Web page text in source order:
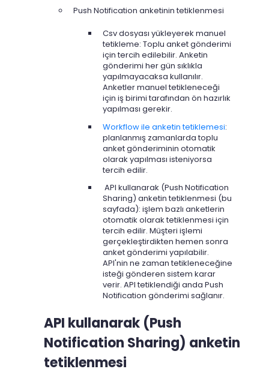
Push Notification anketinin tetiklenmesi
Csv dosyası yükleyerek manuel
tetikleme: Toplu anket gönderimi
için tercih edilebilir. Anketin
gönderimi her gün sıklıkla
yapılmayacaksa kullanılır.
Anketler manuel tetikleneceği
için iş birimi tarafından ön hazırlık
yapılması gerekir.
Workflow ile anketin tetiklemesi:
planlanmış zamanlarda toplu
anket gönderiminin otomatik
olarak yapılması isteniyorsa
tercih edilir.
API kullanarak (Push Notification
Sharing) anketin tetiklenmesi (bu
sayfada): işlem bazlı anketlerin
otomatik olarak tetiklenmesi için
tercih edilir. Müşteri işlemi
gerçekleştirdikten hemen sonra
anket gönderimi yapılabilir.
API'nin ne zaman tetikleneceğine
isteği gönderen sistem karar
verir. API tetiklendiği anda Push
Notification gönderimi sağlanır.
API kullanarak (Push
Notification Sharing) anketin
tetiklenmesi